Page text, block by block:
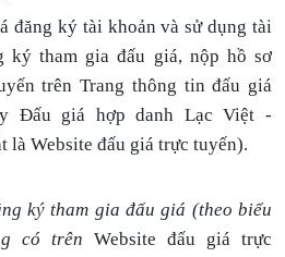
đăng ký tài khoản và sử dụng tài
ký tham gia đấu giá, nộp hồ sơ
trênTrang thông tin đấu giá
Đấu giá hợp danh Lạc Việt -
là Website đấu giá trực tuyến).
ký tham gia đấu giá (theo biểu
có trên Website đấu giá trực